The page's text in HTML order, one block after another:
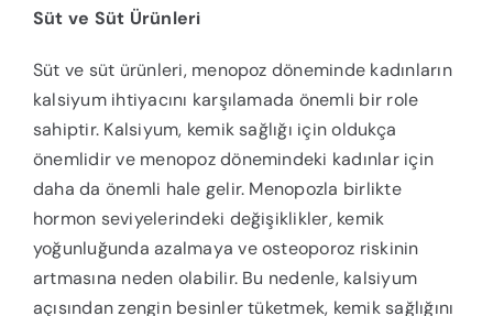
Süt ve Süt Ürünleri
Süt ve süt ürünleri, menopoz döneminde kadınların
kalsiyum ihtiyacını karşılamada önemli bir role
sahiptir. Kalsiyum, kemik sağlığı için oldukça
önemlidir ve menopoz dönemindeki kadınlar için
daha da önemli hale gelir. Menopozla birlikte
hormon seviyelerindeki değişiklikler, kemik
yoğunluğunda azalmaya ve osteoporoz riskinin
artmasına neden olabilir. Bu nedenle, kalsiyum
açısından zengin besinler tüketmek, kemik sağlığını